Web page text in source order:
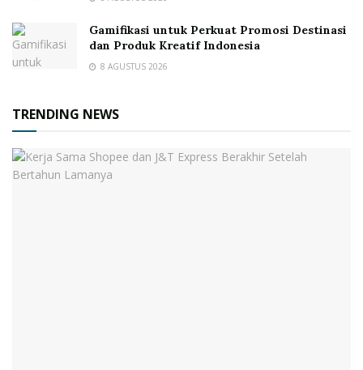
Gamifikasi untuk Perkuat Promosi Destinasi
dan Produk Kreatif Indonesia
8 AGUSTUS 2026
TRENDING NEWS